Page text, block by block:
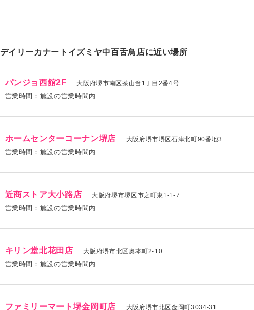
デイリーカナートイズミヤ中百舌鳥店に近い場所
パンジョ西館2F 大阪府堺市南区茶山台1丁目2番4号
営業時間：施設の営業時間内
ホームセンターコーナン堺店 大阪府堺市堺区石津北町90番地3
営業時間：施設の営業時間内
近商ストア大小路店 大阪府堺市堺区市之町東1-1-7
営業時間：施設の営業時間内
キリン堂北花田店 大阪府堺市北区奥本町2-10
営業時間：施設の営業時間内
ファミリーマート堺金岡町店 大阪府堺市北区金岡町3034-31